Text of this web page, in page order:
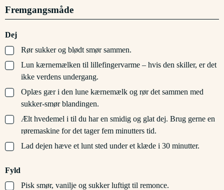
Fremgangsmåde
Dej
▢
Rør sukker og blødt smør sammen.
▢
Lun kærnemælken til lillefingervarme – hvis den skiller, er det
ikke verdens undergang.
▢
Oplæs gær i den lune kærnemælk og rør det sammen med
sukker-smør blandingen.
▢
Ælt hvedemel i til du har en smidig og glat dej. Brug gerne en
røremaskine for det tager fem minutters tid.
▢
Lad dejen hæve et lunt sted under et klæde i 30 minutter.
Fyld
▢
Pisk smør, vanilje og sukker luftigt til remonce.